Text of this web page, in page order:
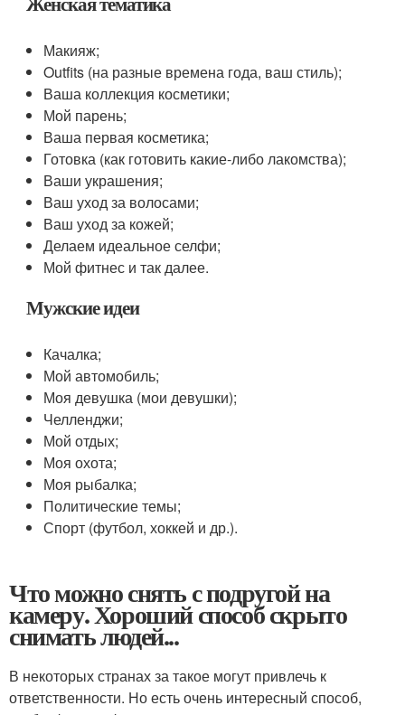
Макияж;
Outfits (на разные времена года, ваш стиль);
Ваша коллекция косметики;
Мой парень;
Ваша первая косметика;
Готовка (как готовить какие-либо лакомства);
Ваши украшения;
Ваш уход за волосами;
Ваш уход за кожей;
Делаем идеальное селфи;
Мой фитнес и так далее.
Мужские идеи
Качалка;
Мой автомобиль;
Моя девушка (мои девушки);
Челленджи;
Мой отдых;
Моя охота;
Моя рыбалка;
Политические темы;
Спорт (футбол, хоккей и др.).
Что можно снять с подругой на
камеру. Хороший способ скрыто
снимать людей...
В некоторых странах за такое могут привлечь к
ответственности. Но есть очень интересный способ,